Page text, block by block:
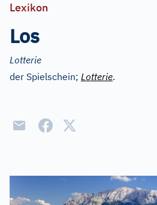
Lexikon
Los
Lotterie
der Spielschein; Lotterie.